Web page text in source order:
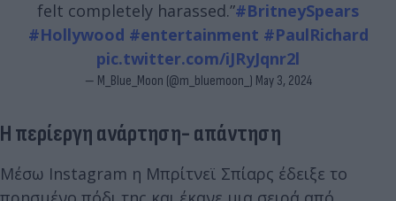
felt completely harassed.”#BritneySpears
#Hollywood #entertainment #PaulRichard
pic.twitter.com/iJRyJqnr2l
— M_Blue_Moon (@m_bluemoon_) May 3, 2024
Η περίεργη ανάρτηση- απάντηση
Μέσω Instagram η Μπρίτνεϊ Σπίαρς έδειξε το